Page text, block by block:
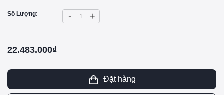
Số Lượng: - +
22.483.000₫
Đặt hàng